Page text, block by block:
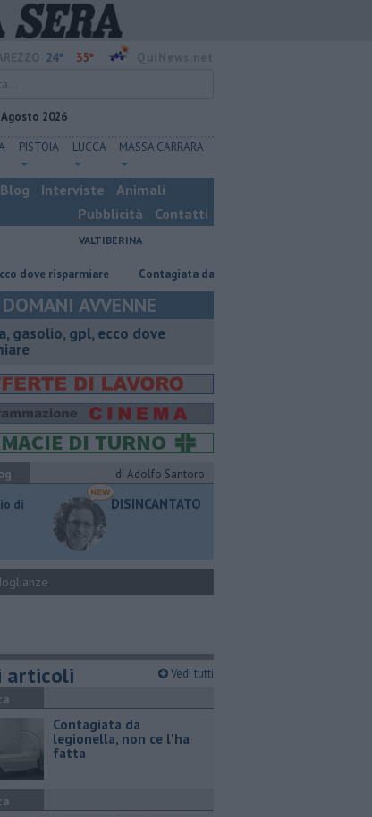
24° 35°
Agosto 2026
PISTOIA LUCCA MASSA CARRARA
Blog Interviste
Animali
Pubblicità
Contatti
VALTIBERINA
Contagiata da legionella, non ce l'ha fatta
DOMANI AVVENNE
gasolio, gpl, ecco dove
di Adolfo Santoro
di
DISINCANTATO
articoli Vedi tutti
Contagiata da
legionella, non ce l'ha
fatta